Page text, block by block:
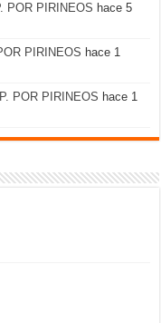
POR PIRINEOS hace 5
PIRINEOS hace 1
POR PIRINEOS hace 1